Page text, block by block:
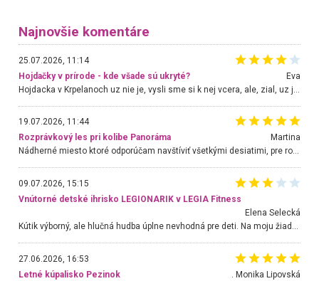
Najnovšie komentáre
25.07.2026, 11:14
Hojdačky v prírode - kde všade sú ukryté?
Eva
19.07.2026, 11:44
Rozprávkový les pri kolibe Panoráma
Martina
Nádherné miesto ktoré odporúčam navštíviť všetkými desiatimi, pre rodiny s deťmi, dôchodcom... Proste a jednoducho ozaj rozprávkový les.. určite ešte prídeme. Odniesli sme si na pamiatku krásne tričká,
09.07.2026, 15:15
Vnútorné detské ihrisko LEGIONARIK v LEGIA Fitness
Elena Selecká
Kútik výborný, ale hlučná hudba úplne nevhodná pre deti. Na moju žiadosť o aspoň sušenie nereagovali.
27.06.2026, 16:53
Letné kúpalisko Pezinok
. Monika Lipovská